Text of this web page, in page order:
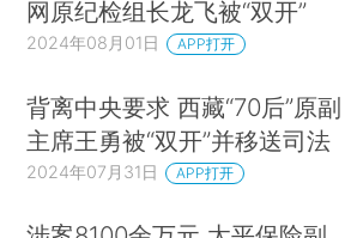
网原纪检组长龙飞被“双开”
2024年08月01日 APP打开
背离中央要求 西藏“70后”原副
主席王勇被“双开”并移送司法
2024年07月31日 APP打开